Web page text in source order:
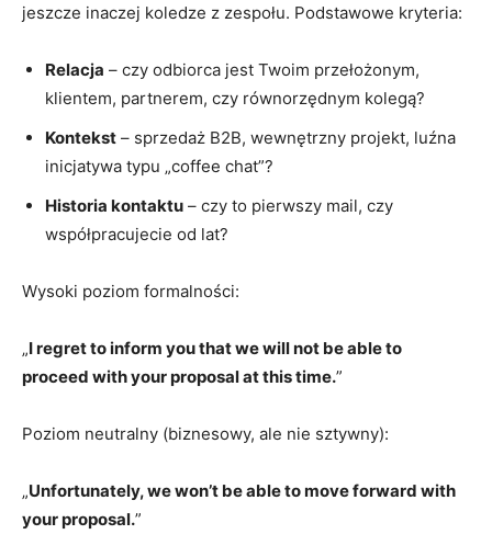
jeszcze inaczej koledze z zespołu. Podstawowe kryteria:
Relacja – czy odbiorca jest Twoim przełożonym,
klientem, partnerem, czy równorzędnym kolegą?
Kontekst – sprzedaż B2B, wewnętrzny projekt, luźna
inicjatywa typu „coffee chat”?
Historia kontaktu – czy to pierwszy mail, czy
współpracujecie od lat?
Wysoki poziom formalności:
„I regret to inform you that we will not be able to
proceed with your proposal at this time.”
Poziom neutralny (biznesowy, ale nie sztywny):
„Unfortunately, we won’t be able to move forward with
your proposal.”